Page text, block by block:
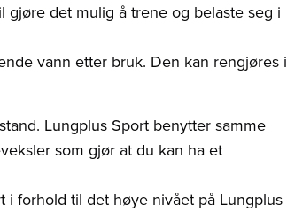
det mulig å trene og belaste seg i
vann etter bruk. Den kan rengjøres i
Lungplus Sport benytter samme
som gjør at du kan ha et
forhold til det høye nivået på Lungplus